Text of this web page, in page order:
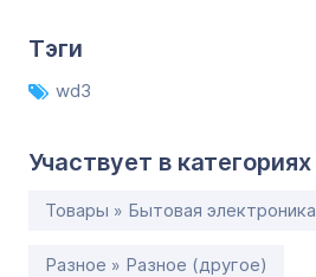
Тэги
wd3
Участвует в категориях
Товары » Бытовая электроника
Разное » Разное (другое)